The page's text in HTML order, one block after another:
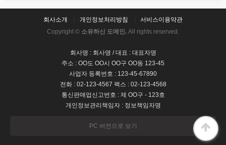
회사소개 개인정보처리방침
서비스이용약관
Copyright © 소유하신 도메인. All rights reserved.
회사명 : 회사명 / 대표 : 대표자명
주소 : OO도 OO시 OO구 OO동 123-45
사업자 등록번호 : 123-45-67890
전화 : 02-123-4567 팩스 : 02-123-4568
통신판매업신고번호 : 제 OO구 - 123호
개인정보관리책임자 : 정보책임자명
PC 버전으로 보기